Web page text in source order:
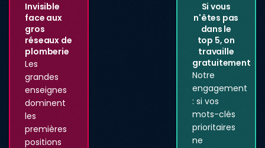
Invisible
face aux
gros
réseaux de
plomberie
Les
grandes
enseignes
dominent
les
premières
positions
Si vous
n'êtes pas
dans le
top 5, on
travaille
gratuitement
Notre
engagement
: si vos
mots-clés
prioritaires
ne